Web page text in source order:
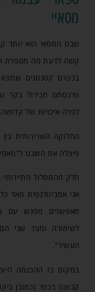
מסאיי
שבט המסאי הוא
קשה לדעת מה מספרת
בכפרם קטנטנים
פרנסתם מגידול בקר
לפרה איכויות של קדושה.
החלוקה השרירותית בין
פיצלה את השבט
חלק מהמסלול התיירותי
אני אמביוולנטית
מאפשרים מפגש עם
לשימורה ומצד שני
העשיר".
קבוצה בכפר (כמובן